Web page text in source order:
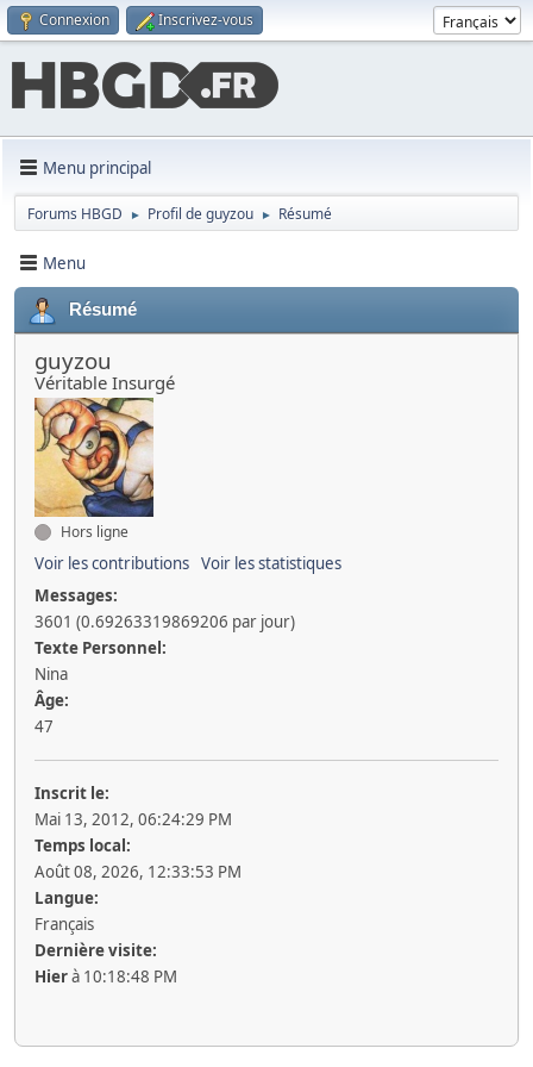
Connexion Inscrivez-vous
Menu principal
Forums HBGD ► Profil de guyzou ► Résumé
Menu
Résumé
guyzou
Véritable Insurgé
Hors ligne
Voir les contributions Voir les statistiques
Messages:
3601 (0.69263319869206 par jour)
Texte Personnel:
Nina
Âge:
47
Inscrit le:
Mai 13, 2012, 06:24:29 PM
Temps local:
Août 08, 2026, 12:33:53 PM
Langue:
Français
Dernière visite:
Hierà 10:18:48 PM